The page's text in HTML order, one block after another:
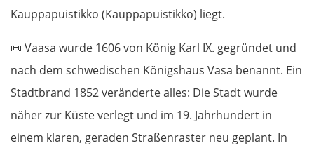
Kauppapuistikko (Kauppapuistikko) liegt.
📜 Vaasa wurde 1606 von König Karl IX. gegründet und
nach dem schwedischen Königshaus Vasa benannt. Ein
Stadtbrand 1852 veränderte alles: Die Stadt wurde
näher zur Küste verlegt und im 19. Jahrhundert in
einem klaren, geraden Straßenraster neu geplant. In